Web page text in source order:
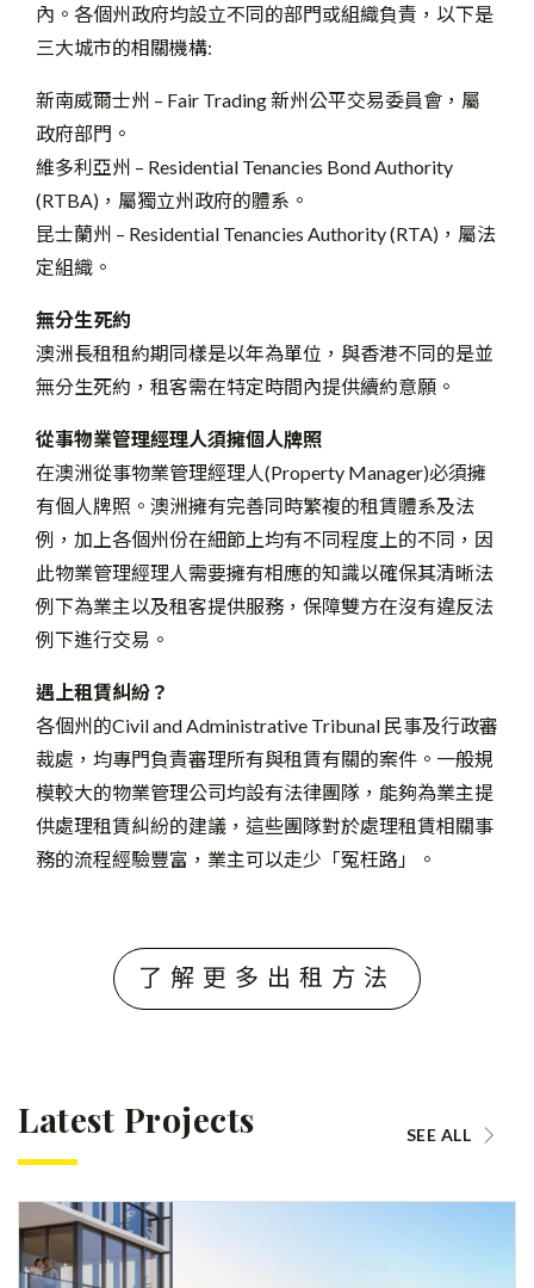
內。各個州政府均設立不同的部門或組織負責，以下是
三大城市的相關機構:
新南威爾士州 – Fair Trading 新州公平交易委員會，屬
政府部門。
維多利亞州 – Residential Tenancies Bond Authority
(RTBA)，屬獨立州政府的體系。
昆士蘭州 – Residential Tenancies Authority (RTA)，屬法
定組織。
無分生死約
澳洲長租租約期同樣是以年為單位，與香港不同的是並
無分生死約，租客需在特定時間內提供續約意願。
從事物業管理經理人須擁個人牌照
在澳洲從事物業管理經理人(Property Manager)必須擁
有個人牌照。澳洲擁有完善同時繁複的租賃體系及法
例，加上各個州份在細節上均有不同程度上的不同，因
此物業管理經理人需要擁有相應的知識以確保其清晰法
例下為業主以及租客提供服務，保障雙方在沒有違反法
例下進行交易。
遇上租賃糾紛？
各個州的Civil and Administrative Tribunal 民事及行政審
裁處，均專門負責審理所有與租賃有關的案件。一般規
模較大的物業管理公司均設有法律團隊，能夠為業主提
供處理租賃糾紛的建議，這些團隊對於處理租賃相關事
務的流程經驗豐富，業主可以走少「冤枉路」。
了解更多出租方法
Latest Projects SEE ALL